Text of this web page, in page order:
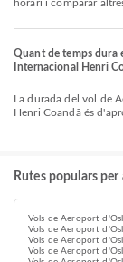
horari i comparar
Quant de temps dura
Internacional Henri
La durada del vol de Aeroport d'Oslo Gardermoen a Aeroport Internacional
Henri Coandă és
Rutes populars
Vols de Aeroport
Vols de Aeroport
Vols de Aeroport
Vols de Aeroport